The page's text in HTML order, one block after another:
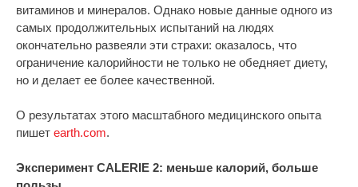
витаминов и минералов. Однако новые данные одного из
самых продолжительных испытаний на людях
окончательно развеяли эти страхи: оказалось, что
ограничение калорийности не только не обедняет диету,
но и делает ее более качественной.
О результатах этого масштабного медицинского опыта
пишет earth.com.
Эксперимент CALERIE 2: меньше калорий, больше